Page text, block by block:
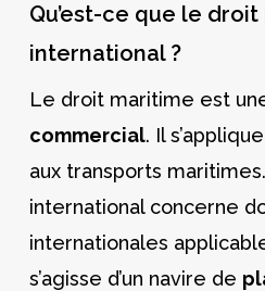
Qu’est-ce que le
international ?
Le droit maritime est
commercial. Il
aux transports
international concerne
internationales
s’agisse d’un navire de